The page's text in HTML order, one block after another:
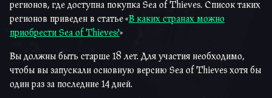
регионов, где доступна покупка Sea of Thieves. Список таких
регионов приведен в статье «В каких странах можно
приобрести Sea of Thieves?»
Вы должны быть старше 18 лет. Для участия необходимо,
чтобы вы запускали основную версию Sea of Thieves хотя бы
один раз за последние 14 дней.